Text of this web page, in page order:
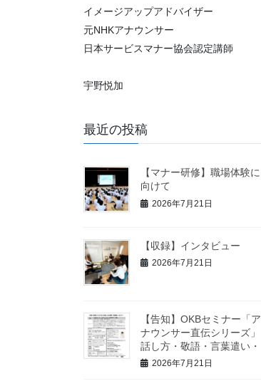
イメージアップアドバイザー
元NHKアナウンサー
日本サービスマナー協会認定講師
宇野悦加
最近の投稿
【マナー研修】職場体験に
向けて
2026年7月21日
【収録】インタビュー
2026年7月21日
【告知】OKBセミナー「ア
ナウンサー直伝シリーズ」
話し方・敬語・言葉遣い・
2026年7月21日